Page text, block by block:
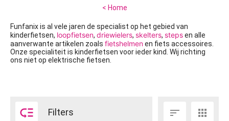
< Home
Funfanix is al vele jaren de specialist op het gebied van
kinderfietsen, loopfietsen, driewielers, skelters, stepsen alle
aanverwante artikelen zoals fietshelmenen fiets accessoires.
Onze specialiteit is kinderfietsen voor ieder kind. Wij richting
ons niet op elektrische fietsen.
 Filters  